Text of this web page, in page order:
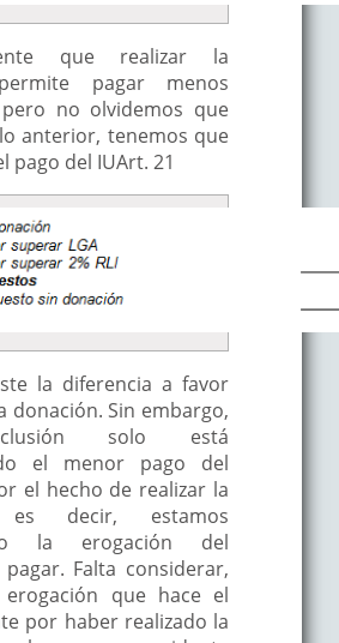
que realizar la
pagar menos
no olvidemos que
anterior, tenemos que
pago del IUArt. 21
la diferencia a favor
donación. Sin embargo,
solo está
el menor pago del
el hecho de realizar la
es decir, estamos
la erogación del
Falta considerar,
que hace el
por haber realizado la